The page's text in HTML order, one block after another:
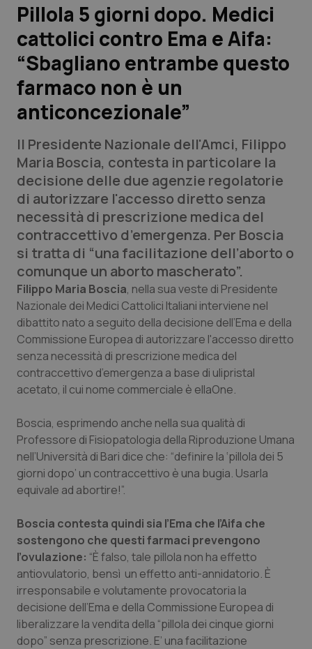
Scienza e Farmaci
Studi e Analisi
Lettere al direttore
QS Pro
Professionisti Sanitari.AI
Abruzzo
Basilicata
Calabria
Campania
Emilia-Romagna
Friuli Venezia Giulia
Lazio
Liguria
Lombardia
Marche
Molise
Piemonte
QS Pro Gold
Artrite & artrosi
Asma & BPCO
Car-T
Colesterolo & coronaropatie
Dermatite Atopica
Diabete & glucometri
Disturbi dell’umore
Dolore
Donna & Salute
Epatiti
HIV
QS Club Newsletter
Pillola 5 giorni dopo. Medici
cattolici contro Ema e Aifa:
“Sbagliano entrambe questo
farmaco non è un
anticoncezionale”
Il Presidente Nazionale dell'Amci, Filippo
Maria Boscia, contesta in particolare la
decisione delle due agenzie regolatorie
di autorizzare l'accesso diretto senza
necessità di prescrizione medica del
contraccettivo d’emergenza. Per Boscia
si tratta di “una facilitazione dell’aborto o
comunque un aborto mascherato”.
Filippo Maria Boscia, nella sua veste di Presidente
Nazionale dei Medici Cattolici Italiani interviene nel
dibattito nato a seguito della decisione dell’Ema e della
Commissione Europea di autorizzare l'accesso diretto
senza necessità di prescrizione medica del
contraccettivo d’emergenza a base di ulipristal
acetato, il cui nome commerciale è ellaOne.
Boscia, esprimendo anche nella sua qualità di
Professore di Fisiopatologia della Riproduzione Umana
nell’Università di Bari dice che: “definire la ‘pillola dei 5
giorni dopo’ un contraccettivo è una bugia. Usarla
equivale ad abortire!”.
Boscia contesta quindi sia l’Ema che l’Aifa che
sostengono che questi farmaci prevengono
l’ovulazione: “È falso, tale pillola non ha effetto
antiovulatorio, bensì un effetto anti-annidatorio. È
irresponsabile e volutamente provocatoria la
decisione dell’Ema e della Commissione Europea di
liberalizzare la vendita della “pillola dei cinque giorni
dopo” senza prescrizione. E’ una facilitazione